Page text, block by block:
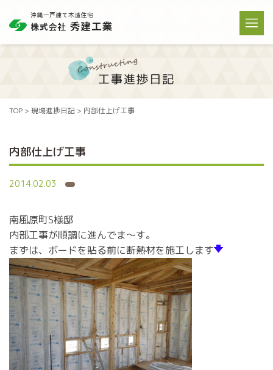
TOP > 現場進捗日記 > 内部仕上げ工事
内部仕上げ工事
2014.02.03
南風原町S様邸
内部工事が順調に進んでま～す。
まずは、ボードを貼る前に断熱材を施工します